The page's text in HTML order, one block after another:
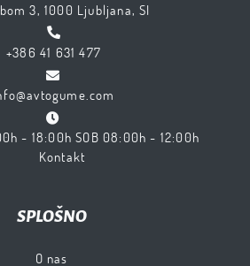
3, 1000 Ljubljana, SI
+386 41 631 477
- 18:00h SOB 08:00h - 12:00h
Kontakt
SPLOŠNO
O nas